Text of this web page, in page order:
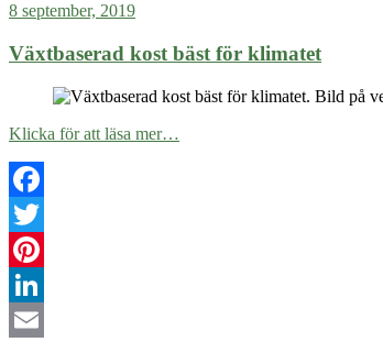
8 september, 2019
Växtbaserad kost bäst för klimatet
Klicka för att läsa mer…
Facebook
Twitter
Pinterest
LinkedIn